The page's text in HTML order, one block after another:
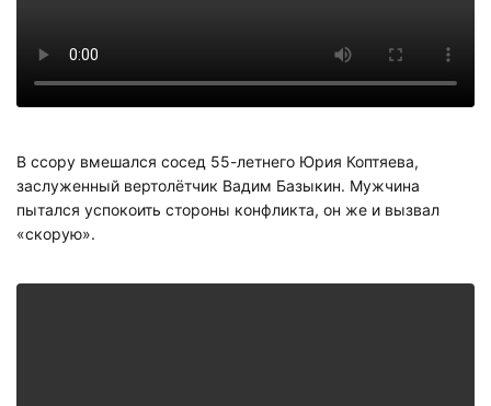
В ссору вмешался сосед 55-летнего Юрия Коптяева,
заслуженный вертолётчик Вадим Базыкин. Мужчина
пытался успокоить стороны конфликта, он же и вызвал
«скорую».